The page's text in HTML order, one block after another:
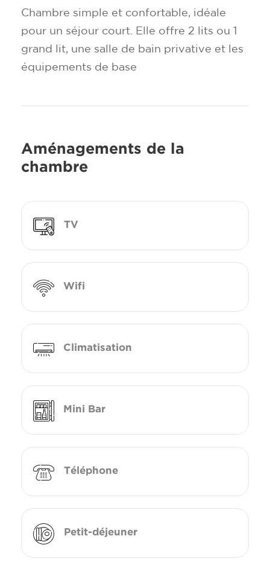
Chambre simple et confortable, idéale
pour un séjour court. Elle offre 2 lits ou 1
grand lit, une salle de bain privative et les
équipements de base
Aménagements de la
chambre
TV
Wifi
Climatisation
Mini Bar
Téléphone
Petit-déjeuner